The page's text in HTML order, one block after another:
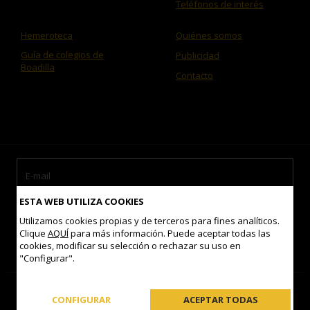
Teléfonos de interés
Hemeroteca
Guía de colegios de
Boadilla
Quiénes somos
Publicidad
Contacto
Acepto lascondiciones de uso
Aviso legal Política de Cookies
ESTA WEB UTILIZA COOKIES
Utilizamos cookies propias y de terceros para fines analíticos.
Clique AQUÍpara más información. Puede aceptar todas las
cookies, modificar su selección o rechazar su uso en
"Configurar".
CONFIGURAR ACEPTAR TODAS